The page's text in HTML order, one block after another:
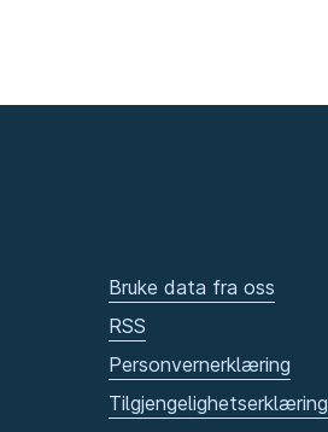
Bruke data fra oss
RSS
Personvernerklæring
Tilgjengelighetserklæring